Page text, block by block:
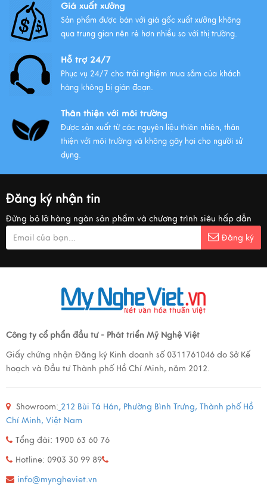
Giá xuất xưởng
Sản phẩm được bán với giá gốc xuất xưởng không
qua trung gian nên rẻ hơn nhiều so với thị trường.
Hỗ trợ 24/7
Phục vụ 24/7 cho trải nghiệm mua sắm của khách
hàng không bị gián đoạn.
Thân thiện với môi trường
Được sản xuất từ các nguyên liệu thiên nhiên, thân
thiện với môi trường và không gây hại cho người sử
dụng.
Đăng ký nhận tin
Đừng bỏ lỡ hàng ngàn sản phẩm và chương trình siêu hấp dẫn
Đăng ký
Công ty cổ phẩn đầu tư - Phát triển Mỹ Nghệ Việt
Giấy chứng nhận Đăng ký Kinh doanh số 0311761046 do Sở Kế
hoạch và Đầu tư Thành phố Hồ Chí Minh, năm 2012.
Showroom: 212 Bùi Tá Hán, Phường Bình Trưng, Thành phố Hồ
Chí Minh, Việt Nam
Tổng đài: 1900 63 60 76
Hotline: 0903 30 99 89
info@myngheviet.vn